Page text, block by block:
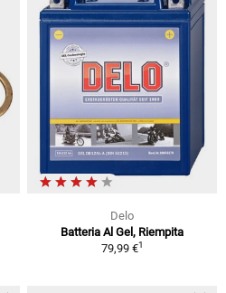
Delo
Batteria Al Gel, Riempita
79,99 €1